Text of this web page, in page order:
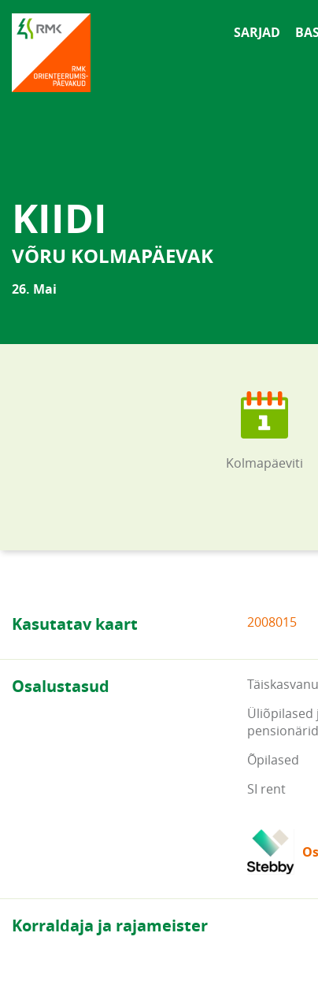
SARJAD
KIIDI
VÕRU KOLMAPÄEVAK
26. Mai
Kolmapäeviti
Kasutatav kaart 2008015
Osalustasud
Üliõpilased
pensionärid
Õpilased
SI rent
Korraldaja ja rajameister